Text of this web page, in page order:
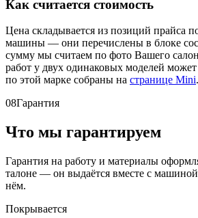
Как считается стоимость
Цена складывается из позиций прайса
машины — они перечислены в блоке
сумму мы считаем по фото Вашего
работ у двух одинаковых моделей
по этой марке собраны на странице Mini.
08Гарантия
Что мы гарантируем
Гарантия на работу и материалы
талоне — он выдаётся вместе с
нём.
Покрывается